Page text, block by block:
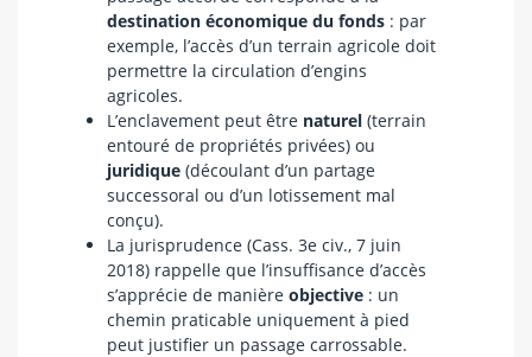
destination économique du fonds : par
exemple, l’accès d’un terrain agricole doit
permettre la circulation d’engins
agricoles.
L’enclavement peut être naturel (terrain
entouré de propriétés privées) ou
juridique (découlant d’un partage
successoral ou d’un lotissement mal
conçu).
La jurisprudence (Cass. 3e civ., 7 juin
2018) rappelle que l’insuffisance d’accès
s’apprécie de manière objective : un
chemin praticable uniquement à pied
peut justifier un passage carrossable.